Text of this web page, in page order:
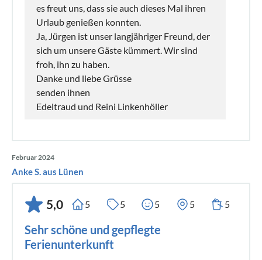
es freut uns, dass sie auch dieses Mal ihren
Urlaub genießen konnten.
Ja, Jürgen ist unser langjähriger Freund, der
sich um unsere Gäste kümmert. Wir sind
froh, ihn zu haben.
Danke und liebe Grüsse
senden ihnen
Edeltraud und Reini Linkenhöller
Februar 2024
Anke S. aus Lünen
5,0 5 5 5 5 5
Sehr schöne und gepflegte
Ferienunterkunft